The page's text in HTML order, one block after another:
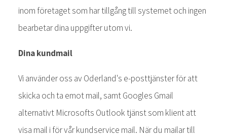
inom företaget som har tillgång till systemet och ingen
bearbetar dina uppgifter utom vi.
Dina kundmail
Vi använder oss av Oderland's e-posttjänster för att
skicka och ta emot mail, samt Googles Gmail
alternativt Microsofts Outlook tjänst som klient att
visa mail i för vår kundservice mail. När du mailar till